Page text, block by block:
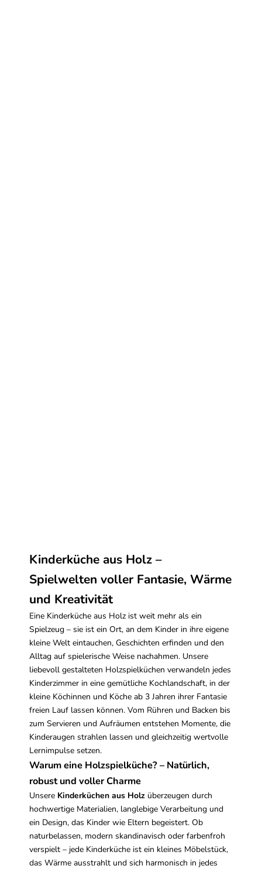
Kinderküche aus Holz –
Spielwelten voller Fantasie, Wärme
und Kreativität
Eine Kinderküche aus Holz ist weit mehr als ein
Spielzeug – sie ist ein Ort, an dem Kinder in ihre eigene
kleine Welt eintauchen, Geschichten erfinden und den
Alltag auf spielerische Weise nachahmen. Unsere
liebevoll gestalteten Holzspielküchen verwandeln jedes
Kinderzimmer in eine gemütliche Kochlandschaft, in der
kleine Köchinnen und Köche ab 3 Jahren ihrer Fantasie
freien Lauf lassen können. Vom Rühren und Backen bis
zum Servieren und Aufräumen entstehen Momente, die
Kinderaugen strahlen lassen und gleichzeitig wertvolle
Lernimpulse setzen.
Warum eine Holzspielküche? – Natürlich,
robust und voller Charme
Unsere Kinderküchen aus Holz überzeugen durch
hochwertige Materialien, langlebige Verarbeitung und
ein Design, das Kinder wie Eltern begeistert. Ob
naturbelassen, modern skandinavisch oder farbenfroh
verspielt – jede Kinderküche ist ein kleines Möbelstück,
das Wärme ausstrahlt und sich harmonisch in jedes